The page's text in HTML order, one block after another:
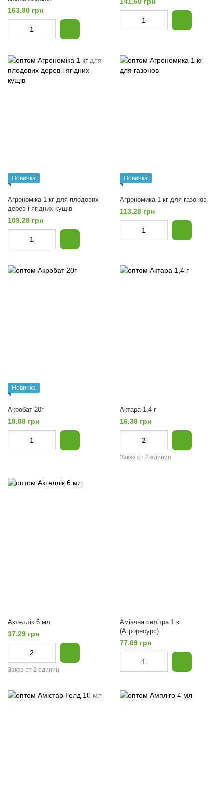
163.90 грн
Новинка
Агрономіка 1 кг для плодових
дерев і ягідних кущів
109.28 грн
Новинка
Агрономика 1 кг для газонов
113.28 грн
Новинка
Акробат 20г
18.88 грн
Актара 1,4 г
16.38 грн
Заказ от 2 единиц
Актеллік 6 мл
37.29 грн
Заказ от 2 единиц
Аміачна селітра 1 кг
(Агроресурс)
77.69 грн